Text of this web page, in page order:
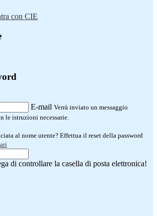
con CIE
E-mail Verrà inviato un messaggio
le istruzioni necessarie.
al nome utente? Effettua il reset della password
di controllare la casella di posta elettronica!